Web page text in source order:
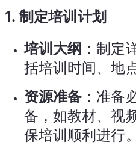
1.制定培训计划
培训大纲 ：制定
括培训时间、地
资源准备：准备
备，如教材、视
保培训顺利进行。